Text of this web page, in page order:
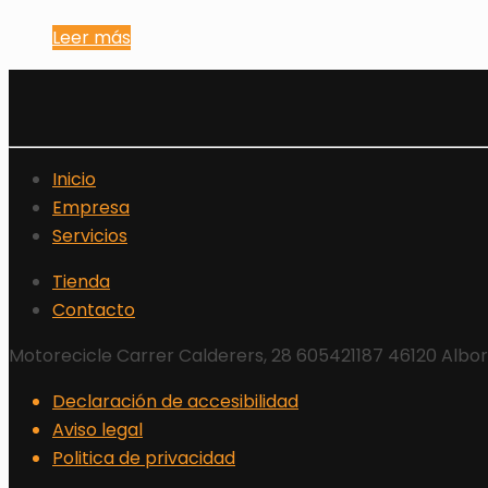
Leer más
Inicio
Empresa
Servicios
Tienda
Contacto
Motorecicle Carrer Calderers, 28 605421187 46120
Declaración de accesibilidad
Aviso legal
Politica de privacidad